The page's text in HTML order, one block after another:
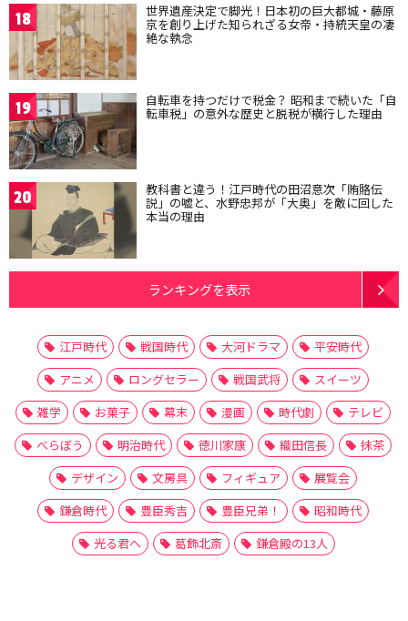
18 世界遺産決定で脚光！日本初の巨大都城・藤原
京を創り上げた知られざる女帝・持統天皇の凄
絶な執念
19 自転車を持つだけで税金？ 昭和まで続いた「自
転車税」の意外な歴史と脱税が横行した理由
20 教科書と違う！江戸時代の田沼意次「賄賂伝
説」の嘘と、水野忠邦が「大奥」を敵に回した
本当の理由
ランキングを表示
江戸時代 戦国時代 大河ドラマ
平安時代
アニメ
ロングセラー 戦国武将
スイーツ
雑学
お菓子 幕末 漫画 時代劇
テレビ
べらぼう
明治時代 徳川家康 織田信長
抹茶
デザイン
文房具 フィギュア
展覧会
鎌倉時代
豊臣秀吉 豊臣兄弟！
昭和時代
光る君へ
葛飾北斎 鎌倉殿の13人